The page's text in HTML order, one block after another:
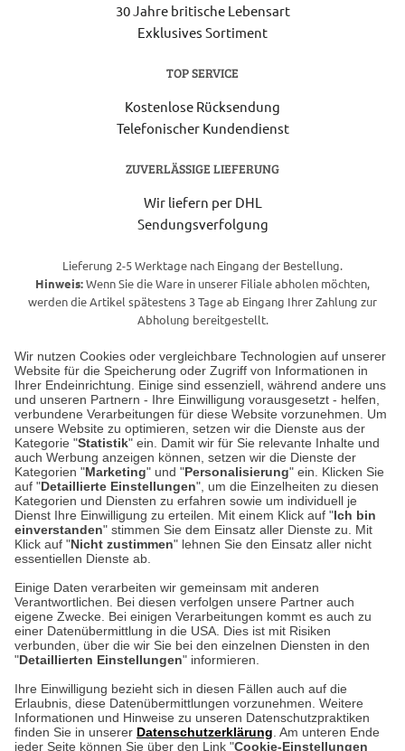
Wir nutzen Cookies oder vergleichbare Technologien auf unserer
Website für die Speicherung oder Zugriff von Informationen in
Ihrer Endeinrichtung. Einige sind essenziell, während andere uns
und unseren Partnern - Ihre Einwilligung vorausgesetzt - helfen,
verbundene Verarbeitungen für diese Website vorzunehmen. Um
unsere Website zu optimieren, setzen wir die Dienste aus der
Kategorie "Statistik" ein. Damit wir für Sie relevante Inhalte und
auch Werbung anzeigen können, setzen wir die Dienste der
Kategorien "Marketing" und "Personalisierung" ein. Klicken Sie
auf "Detaillierte Einstellungen", um die Einzelheiten zu diesen
Kategorien und Diensten zu erfahren sowie um individuell je
Dienst Ihre Einwilligung zu erteilen. Mit einem Klick auf "Ich bin
einverstanden" stimmen Sie dem Einsatz aller Dienste zu. Mit
Klick auf "Nicht zustimmen" lehnen Sie den Einsatz aller nicht
essentiellen Dienste ab.
Einige Daten verarbeiten wir gemeinsam mit anderen
Verantwortlichen. Bei diesen verfolgen unsere Partner auch
eigene Zwecke. Bei einigen Verarbeitungen kommt es auch zu
einer Datenübermittlung in die USA. Dies ist mit Risiken
verbunden, über die wir Sie bei den einzelnen Diensten in den
"Detaillierten Einstellungen" informieren.
Ihre Einwilligung bezieht sich in diesen Fällen auch auf die
Erlaubnis, diese Datenübermittlungen vorzunehmen. Weitere
Informationen und Hinweise zu unseren Datenschutzpraktiken
finden Sie in unserer Datenschutzerklärung . Am unteren Ende
jeder Seite können Sie über den Link "Cookie-Einstellungen
30 Jahre britische Lebensart
Exklusives Sortiment
TOP SERVICE
Kostenlose Rücksendung
Telefonischer Kundendienst
ZUVERLÄSSIGE LIEFERUNG
Wir liefern per DHL
Sendungsverfolgung
Lieferung 2-5 Werktage nach Eingang der Bestellung.
Hinweis:Wenn Sie die Ware in unserer Filiale abholen möchten,
werden die Artikel spätestens 3 Tage ab Eingang Ihrer Zahlung zur
Abholung bereitgestellt.
Unser Geschäft in Meckenheim
Auf dem Steinbüchel 6
53340 Meckenheim
Montag bis Samstag 9:00 Uhr bis 18:00 Uhr
weitere Information
Hier finden Sie uns im Netz
Kontakt
Umwelt und Entsorgung
Zur Echtheit von Bewertungen
Hinweisgeber-Schutzgesetz
Barrierefreiheit unserer Website
Cookie-Einstellungen in Ihrem Browser
ACHTUNG!
Ihr Browser speichert aktuell keine Cookies!